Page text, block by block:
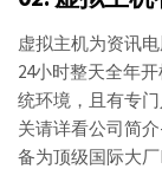
虚拟主机为资讯
24小时整天全年
统环境，且有专
关请详看公司简
备为顶级国际大